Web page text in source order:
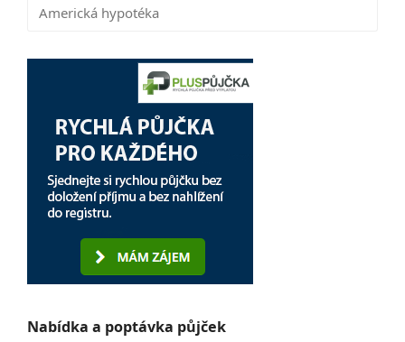
Americká hypotéka
Nabídka a poptávka půjček